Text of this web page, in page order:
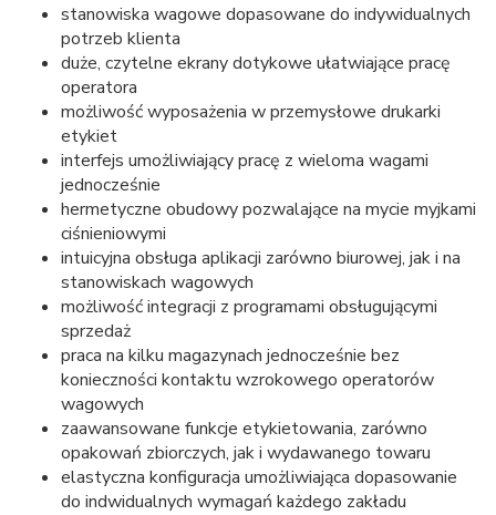
stanowiska wagowe dopasowane do indywidualnych
potrzeb klienta
duże, czytelne ekrany dotykowe ułatwiające pracę
operatora
możliwość wyposażenia w przemysłowe drukarki
etykiet
interfejs umożliwiający pracę z wieloma wagami
jednocześnie
hermetyczne obudowy pozwalające na mycie myjkami
ciśnieniowymi
intuicyjna obsługa aplikacji zarówno biurowej, jak i na
stanowiskach wagowych
możliwość integracji z programami obsługującymi
sprzedaż
praca na kilku magazynach jednocześnie bez
konieczności kontaktu wzrokowego operatorów
wagowych
zaawansowane funkcje etykietowania, zarówno
opakowań zbiorczych, jak i wydawanego towaru
elastyczna konfiguracja umożliwiająca dopasowanie
do indwidualnych wymagań każdego zakładu